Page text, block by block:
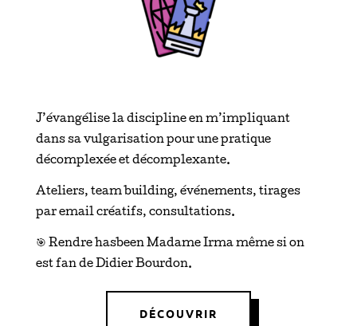
J’évangélise la discipline en m’impliquant
dans sa vulgarisation pour une pratique
décomplexée et décomplexante.
Ateliers, team building, événements, tirages
par email créatifs, consultations.
🎯 Rendre hasbeen Madame Irma même si on
est fan de Didier Bourdon.
DÉCOUVRIR